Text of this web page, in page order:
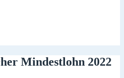
Mindestlohn 2022